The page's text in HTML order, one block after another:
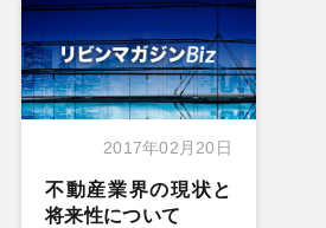
2017年02月20日
不動産業界の現状と
将来性について